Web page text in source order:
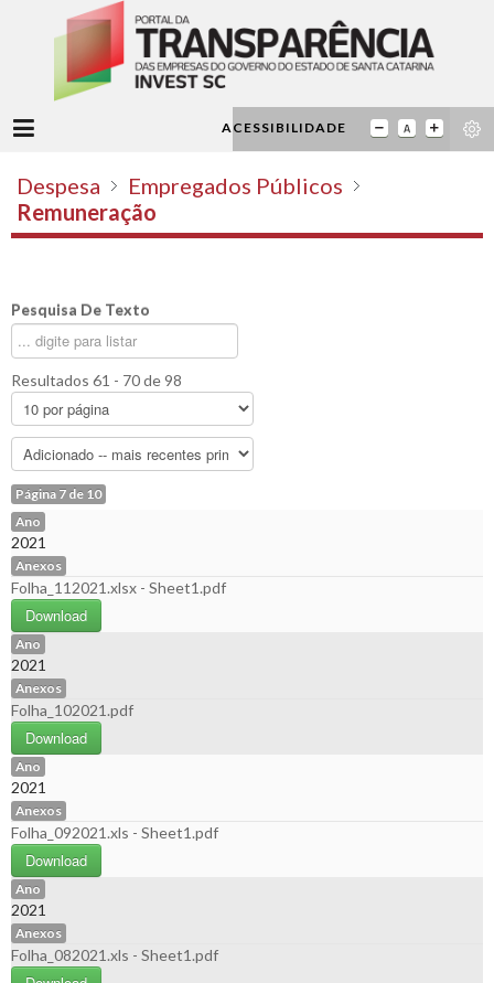
ACESSIBILIDADE
Despesa
Empregados Públicos
Remuneração
Pesquisa De Texto
Resultados 61 - 70 de 98
Página 7 de 10
Ano
2021
Anexos
Folha_112021.xlsx - Sheet1.pdf
Download
Ano
2021
Anexos
Folha_102021.pdf
Download
Ano
2021
Anexos
Folha_092021.xls - Sheet1.pdf
Download
Ano
2021
Anexos
Folha_082021.xls - Sheet1.pdf